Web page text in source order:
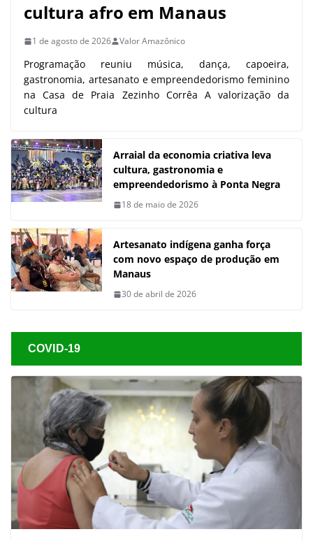
cultura afro em Manaus
1 de agosto de 2026 Valor Amazônico
Programação reuniu música, dança, capoeira,
gastronomia, artesanato e empreendedorismo feminino
na Casa de Praia Zezinho Corrêa A valorização da
cultura
Arraial da economia criativa leva
cultura, gastronomia e
empreendedorismo à Ponta Negra
18 de maio de 2026
Artesanato indígena ganha força
com novo espaço de produção em
Manaus
30 de abril de 2026
COVID-19